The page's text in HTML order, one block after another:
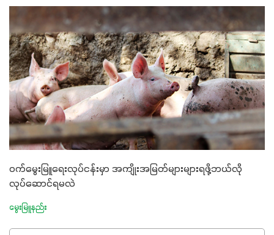
ဝက်မွေးမြူရေးလုပ်ငန်းမှာ အကျိုးအမြတ်များများရဖို့ဘယ်လို
လုပ်ဆောင်ရမလဲ
မွေးမြူနည်း